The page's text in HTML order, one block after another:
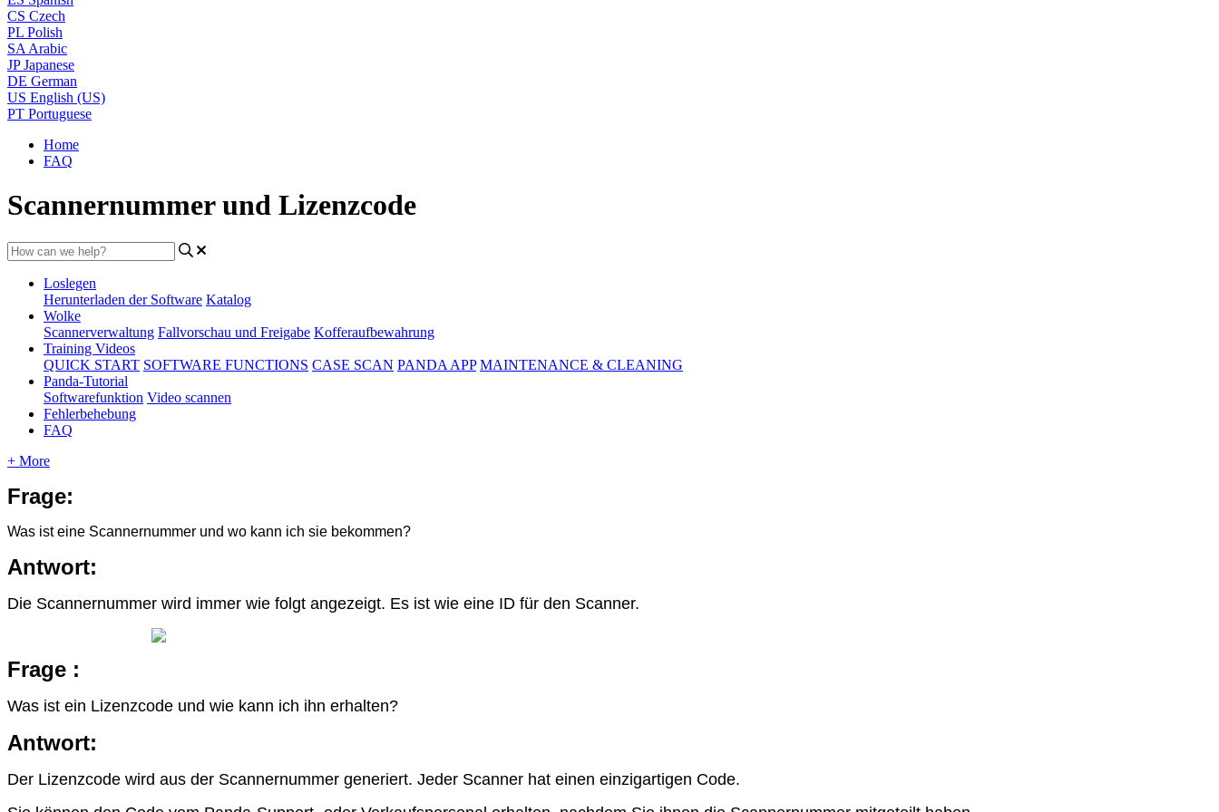
CS Czech
PL Polish
SA Arabic
JP Japanese
DE German
US English (US)
PT Portuguese
Home
FAQ
Scannernummer und Lizenzcode
Loslegen
Herunterladen der Software Katalog
Wolke
Scannerverwaltung Fallvorschau und Freigabe Kofferaufbewahrung
Training Videos
QUICK START SOFTWARE FUNCTIONS CASE SCAN PANDA APP MAINTENANCE & CLEANING
Panda-Tutorial
Softwarefunktion Video scannen
Fehlerbehebung
FAQ
+ More
Frage:
Was ist eine Scannernummer und wo kann ich sie bekommen?
Antwort:
Die Scannernummer wird immer wie folgt angezeigt. Es ist wie eine ID für den Scanner.
Frage :
Was ist ein Lizenzcode und wie kann ich ihn erhalten?
Antwort:
Der Lizenzcode wird aus der Scannernummer generiert. Jeder Scanner hat einen einzigartigen Code.